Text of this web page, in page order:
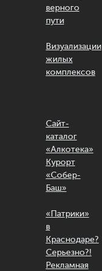
верного
пути
Визуализации
жилых
комплексов
Сайт-
каталог
«Алкотека»
Курорт
«Собер-
Баш»
«Патрики»
в
Краснодаре?
Серьезно?!
Рекламная